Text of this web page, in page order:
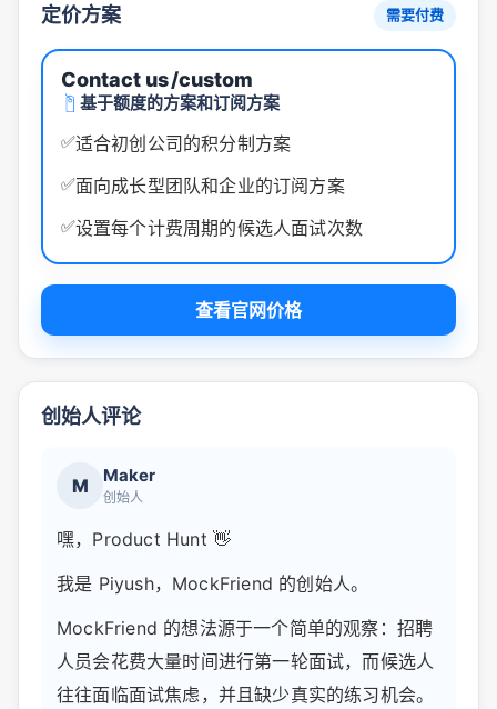
定价方案 需要付费
Contact us/custom
基于额度的方案和订阅方案
✅适合初创公司的积分制方案
✅面向成长型团队和企业的订阅方案
✅设置每个计费周期的候选人面试次数
查看官网价格
创始人评论
M Maker
创始人
嘿，Product Hunt 👋
我是 Piyush，MockFriend 的创始人。
MockFriend 的想法源于一个简单的观察：招聘
人员会花费大量时间进行第一轮面试，而候选人
往往面临面试焦虑，并且缺少真实的练习机会。